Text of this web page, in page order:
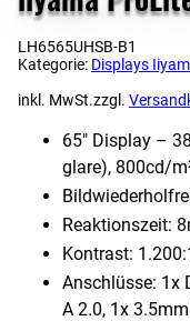
LH6565UHSB-B1
Kategorie: Displays
inkl. MwSt.zzgl.
65″ Display –
glare), 800cd/​
Reaktionszeit:
Kontrast:
Anschlüsse: 1x
A 2.0, 1x